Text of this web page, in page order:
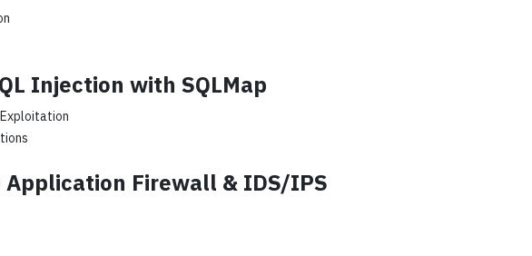
Injection with SQLMap
Application Firewall & IDS/IPS